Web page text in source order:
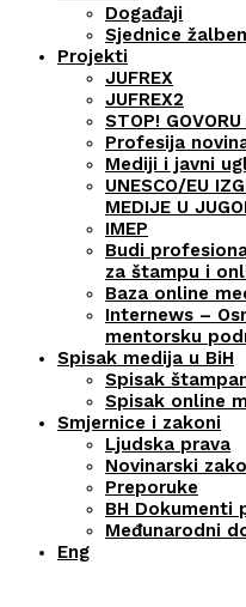
Događaji
Sjednice
Projekti
JUFREX
JUFREX2
STOP!
Profesija
Mediji i javni
UNESCO/EU
MEDIJE U
IMEP
Budi
za štampu i
Baza online
Internews –
mentorsku
Spisak medija u BiH
Spisak
Spisak online
Smjernice i zakoni
Ljudska prava
Novinarski
Preporuke
BH Dokumenti
Međunarodni
Eng